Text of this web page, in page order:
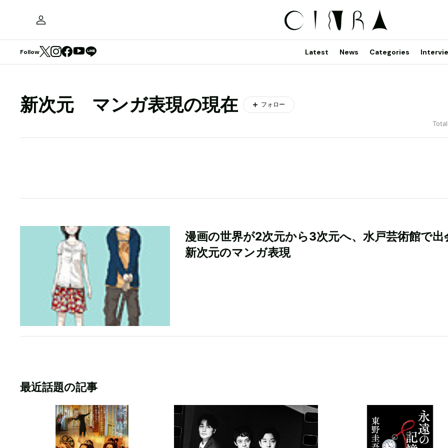
Follow Latest News Categories
新次元 マンガ表現の現在 フォロー
漫画の世界が2次元から3次元へ、水戸芸術館で出
新次元のマンガ表現
最近話題の記事